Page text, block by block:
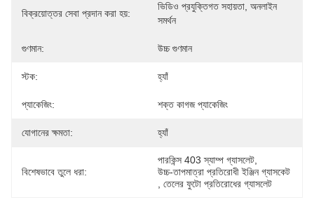
বিক্রয়োত্তর সেবা প্রদান করা হয়:
ভিডিও প্রযুক্তিগত সহায়তা, অনলাইন
সমর্থন
গুণমান: উচ্চ গুণমান
স্টক: হ্যাঁ
প্যাকেজিং: শক্ত কাগজ প্যাকেজিং
যোগানের ক্ষমতা: হ্যাঁ
বিশেষভাবে তুলে ধরা:
পারকিন্স 403 স্যাম্প গ্যাসলেট
উচ্চ-তাপমাত্রা প্রতিরোধী ইঞ্জিন গ্যাসকেট
তেলের ফুটো প্রতিরোধের গ্যাসলেট